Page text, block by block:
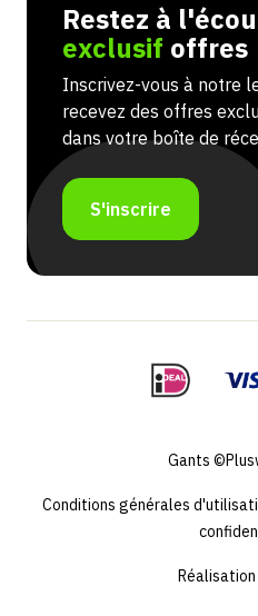
Restez à
exclusif offres
Inscrivez-vous à notre
recevez des offres
dans votre boîte de
S'inscrire
Gants
Conditions générales
Réalisation